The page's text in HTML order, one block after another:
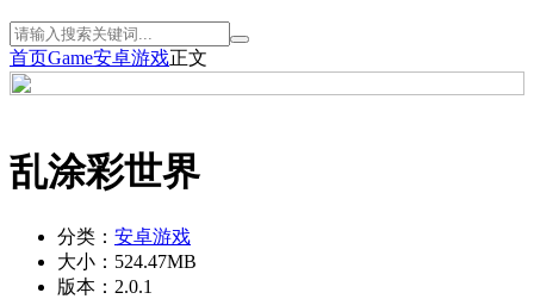
首页Game安卓游戏正文
乱涂彩世界
分类： 安卓游戏
大小： 524.47MB
版本： 2.0.1